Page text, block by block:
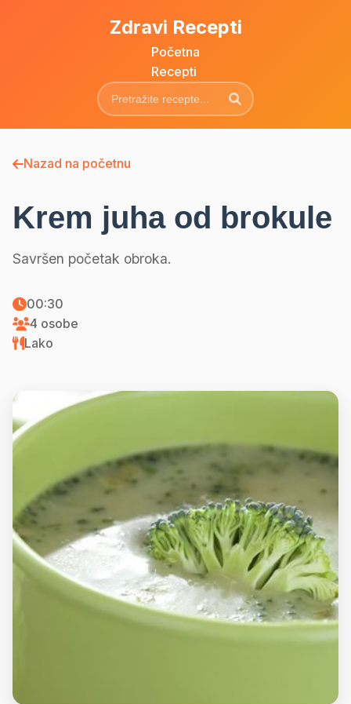
Zdravi Recepti
Početna
Recepti
Nazad na početnu
Krem juha od brokule
Savršen početak obroka.
00:30
4 osobe
Lako